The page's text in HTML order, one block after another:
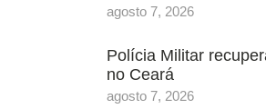
agosto 7, 2026
Polícia Militar
no Ceará
agosto 7, 2026